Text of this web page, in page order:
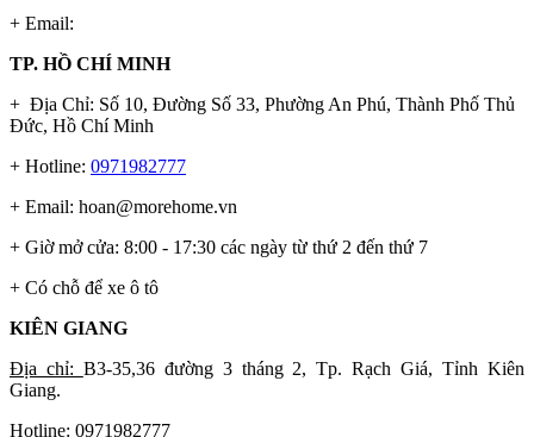
+ Email:
TP. HỒ CHÍ MINH
+ Địa Chỉ: Số 10, Đường Số 33, Phường An Phú, Thành Phố Thủ
Đức, Hồ Chí Minh
+ Hotline: 0971982777
+ Email: hoan@morehome.vn
+ Giờ mở cửa: 8:00 - 17:30 các ngày từ thứ 2 đến thứ 7
+ Có chỗ để xe ô tô
KIÊN GIANG
Địa chỉ: B3-35,36 đường 3 tháng 2, Tp. Rạch Giá, Tỉnh Kiên
Giang.
Hotline: 0971982777